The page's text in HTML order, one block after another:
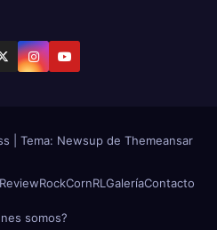
Tema: Newsup de Themeansar
ReviewRockCornRLGaleríaContacto
somos?